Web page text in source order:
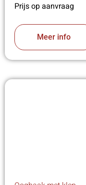
Prijs op aanvraag
Meer info